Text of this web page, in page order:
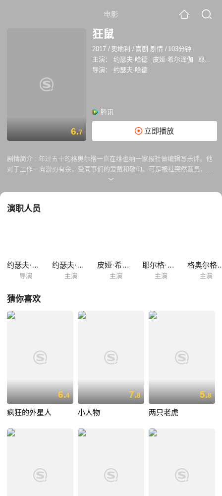
电影
6.7
狂鼠
2017 / 奥地利 /喜剧 剧情 / 103分钟
主演：
约瑟夫·哈德 皮娅·希尔泽伽
耶尔格·哈特曼
导演：
约瑟夫·哈德
腾讯
立即播放
剧情简介 : 年过五十的格奥尔格一直在维也纳一家报社做编辑写乐评。他
对于工作一向游刃有余，受同事们的爱戴和敬仰。可是报社突然裁员，格
奥尔格被解雇了。他并没有把这噩耗告诉自己年轻的妻子，她一心只想着
里希，埃里希曾经是学校的狠角色，现在也是无业游民。两人一拍即合，
演职人员
约瑟夫·哈德
导演
约瑟夫·哈德
主演
皮娅·希尔泽伽
主演
耶尔格·哈特曼
主演
格奥尔格
主演
猜你喜欢
6.4
疯狂的外星人
7.8
小人物
5.8
两只老虎